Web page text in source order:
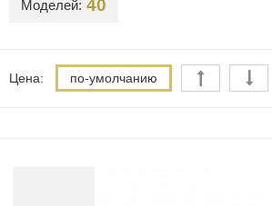
Моделей: 40
Цена: по-умолчанию